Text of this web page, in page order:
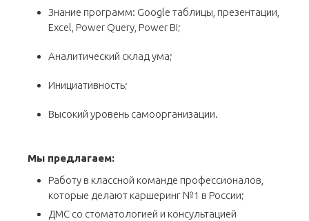
Знание программ: Googlе таблицы, презентации,
Еxcel, Power Query, Power BI;
Аналитический склад ума;
Инициативность;
Высокий уровень самоорганизации.
Мы предлагаем:
Работу в классной команде профессионалов,
которые делают каршеринг №1 в России;
ДМС со стоматологией и консультацией